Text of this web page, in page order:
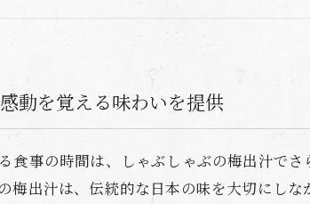
動を覚える味わいを提供
食事の時間は、しゃぶしゃぶの梅出汁で
梅出汁は、伝統的な日本の味を大切にし